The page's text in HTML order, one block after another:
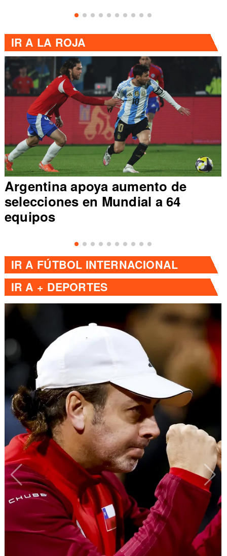
IR A LA ROJA
Argentina apoya aumento de
selecciones en Mundial a 64
equipos
IR A FÚTBOL INTERNACIONAL
IR A + DEPORTES